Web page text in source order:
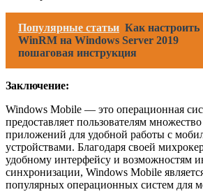
Популярные статьи Как настроить
WinRM на Windows Server 2019
пошаговая инструкция
Заключение:
Windows Mobile — это операционная
предоставляет пользователям
приложений для удобной работы с
устройствами. Благодаря своей
удобному интерфейсу и возможностям
синхронизации, Windows Mobile
популярных операционных систем для